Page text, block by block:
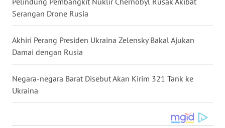
Serangan Drone Rusia
Akhiri Perang Presiden Ukraina Zelensky Bakal Ajukan
Damai dengan Rusia
Negara-negara Barat Disebut Akan Kirim 321 Tank ke
Ukraina
WN